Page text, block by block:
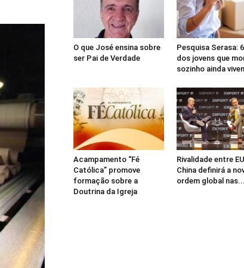
O que José ensina sobre
ser Pai de Verdade
Pesquisa Serasa:
dos jovens que
sozinho ainda
Acampamento “Fé
Católica” promove
formação sobre a
Doutrina da Igreja
Rivalidade entre
China definirá a
ordem global nas...